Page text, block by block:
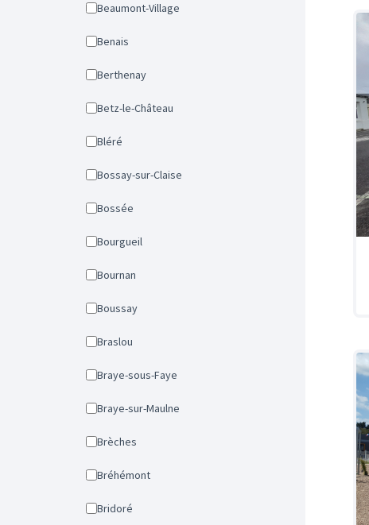
Beaumont-Village
Benais
Berthenay
Betz-le-Château
Bléré
Bossay-sur-Claise
Bossée
Bourgueil
Bournan
Boussay
Braslou
Braye-sous-Faye
Braye-sur-Maulne
Brèches
Bréhémont
Bridoré